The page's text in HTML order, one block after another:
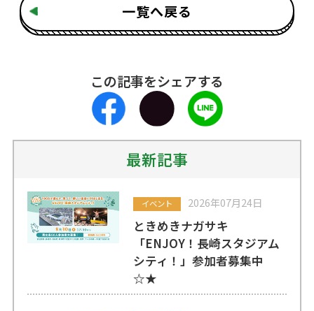
一覧へ戻る
この記事をシェアする
最新記事
イベント 2026年07月24日
ときめきナガサキ
「ENJOY！長崎スタジアム
シティ！」参加者募集中
☆★